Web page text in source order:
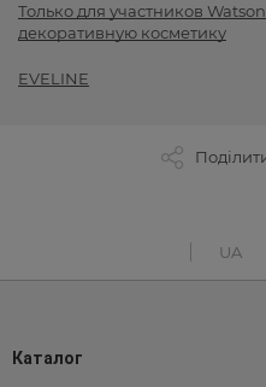
Только для участников
декоративную косметику
EVELINE
UA
Каталог